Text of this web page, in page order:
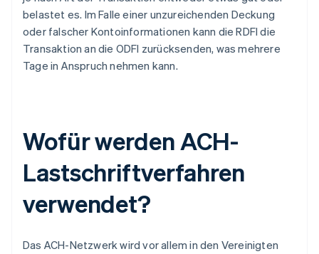
belastet es. Im Falle einer unzureichenden Deckung
oder falscher Kontoinformationen kann die RDFI die
Transaktion an die ODFI zurücksenden, was mehrere
Tage in Anspruch nehmen kann.
Wofür werden ACH-
Lastschriftverfahren
verwendet?
Das ACH-Netzwerk wird vor allem in den Vereinigten